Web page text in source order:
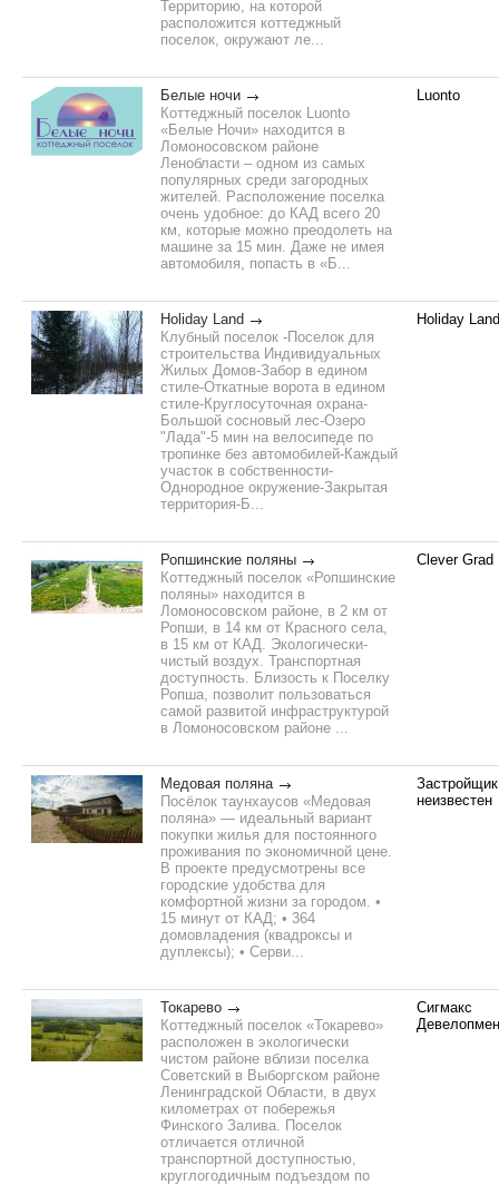
Территорию, на которой
расположится коттеджный
поселок, окружают ле...
Белые ночи
Коттеджный поселок Luonto
«Белые Ночи» находится в
Ломоносовском районе
Ленобласти – одном из самых
популярных среди загородных
жителей. Расположение поселка
очень удобное: до КАД всего 20
км, которые можно преодолеть на
машине за 15 мин. Даже не имея
автомобиля, попасть в «Б...
Luonto
Holiday Land
Клубный поселок -Поселок для
строительства Индивидуальных
Жилых Домов-Забор в едином
стиле-Откатные ворота в едином
стиле-Круглосуточная охрана-
Большой сосновый лес-Озеро
"Лада"-5 мин на велосипеде по
тропинке без автомобилей-Каждый
участок в собственности-
Однородное окружение-Закрытая
территория-Б...
Holiday Land
Ропшинские поляны
Коттеджный поселок «Ропшинские
поляны» находится в
Ломоносовском районе, в 2 км от
Ропши, в 14 км от Красного села,
в 15 км от КАД. Экологически-
чистый воздух. Транспортная
доступность. Близость к Поселку
Ропша, позволит пользоваться
самой развитой инфраструктурой
в Ломоносовском районе ...
Clever Grad
Медовая поляна
Посёлок таунхаусов «Медовая
поляна» — идеальный вариант
покупки жилья для постоянного
проживания по экономичной цене.
В проекте предусмотрены все
городские удобства для
комфортной жизни за городом. •
15 минут от КАД; • 364
домовладения (квадроксы и
дуплексы); • Серви...
Застройщик
неизвестен
Токарево
Коттеджный поселок «Токарево»
расположен в экологически
чистом районе вблизи поселка
Советский в Выборгском районе
Ленинградской Области, в двух
километрах от побережья
Финского Залива. Поселок
отличается отличной
транспортной доступностью,
круглогодичным подъездом по
Сигмакс